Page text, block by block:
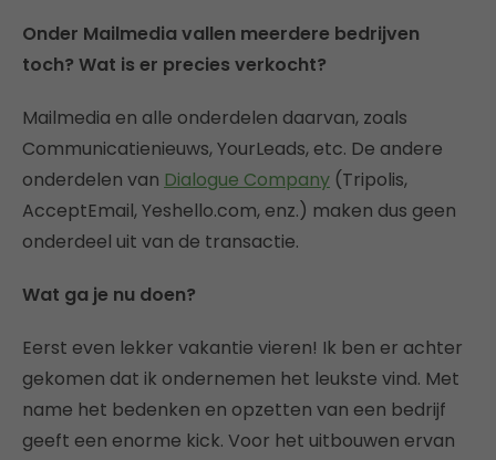
Onder Mailmedia vallen meerdere bedrijven
toch? Wat is er precies verkocht?
Mailmedia en alle onderdelen daarvan, zoals
Communicatienieuws, YourLeads, etc. De andere
onderdelen van Dialogue Company (Tripolis,
AcceptEmail, Yeshello.com, enz.) maken dus geen
onderdeel uit van de transactie.
Wat ga je nu doen?
Eerst even lekker vakantie vieren! Ik ben er achter
gekomen dat ik ondernemen het leukste vind. Met
name het bedenken en opzetten van een bedrijf
geeft een enorme kick. Voor het uitbouwen ervan